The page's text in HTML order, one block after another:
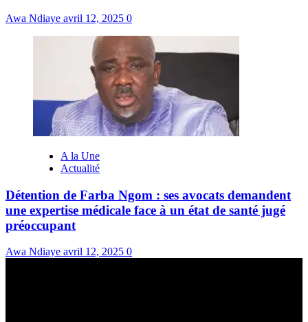
Awa Ndiaye avril 12, 2025 0
A la Une
Actualité
Détention de Farba Ngom : ses avocats demandent
une expertise médicale face à un état de santé jugé
préoccupant
Awa Ndiaye avril 12, 2025 0